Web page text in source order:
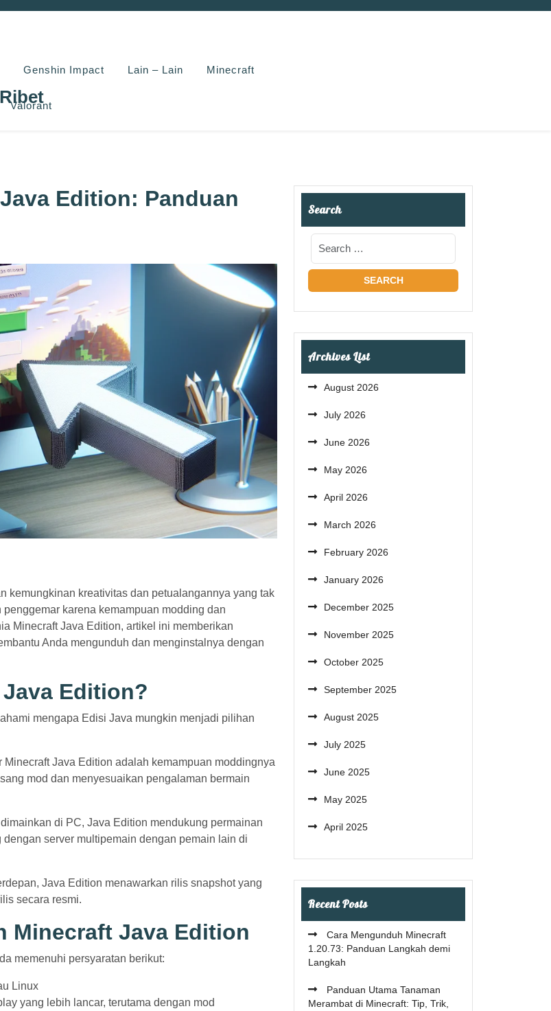
Genshin Impact Lain – Lain Minecraft
Valorant
Edition: Panduan
kemungkinan kreativitas dan petualangannya yang tak
karena kemampuan modding dan
Minecraft Java Edition, artikel ini memberikan
Anda mengunduh dan menginstalnya dengan
Edition?
mengapa Edisi Java mungkin menjadi pilihan
Java Edition adalah kemampuan moddingnya
mod dan menyesuaikan pengalaman bermain
di PC, Java Edition mendukung permainan
server multipemain dengan pemain lain di
Java Edition menawarkan rilis snapshot yang
secara resmi.
Minecraft Java Edition
memenuhi persyaratan berikut:
Linux
yang lebih lancar, terutama dengan mod
Search
Archives List
August 2026
July 2026
June 2026
May 2026
April 2026
March 2026
February 2026
January 2026
December 2025
November 2025
October 2025
September 2025
August 2025
July 2025
June 2025
May 2025
April 2025
Recent Posts
Cara Mengunduh Minecraft
1.20.73: Panduan Langkah demi
Langkah
Panduan Utama Tanaman
Merambat di Minecraft: Tip, Trik,